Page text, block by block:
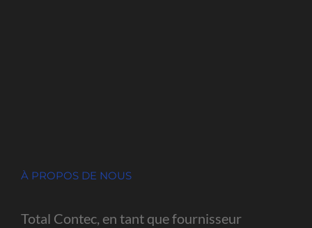
À PROPOS DE NOUS
Total Contec, en tant que fournisseur